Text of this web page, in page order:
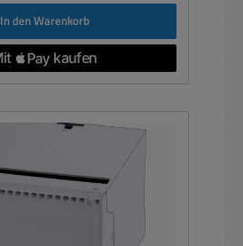
In den Warenkorb